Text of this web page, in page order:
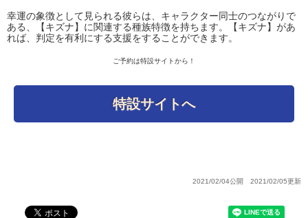
幸運の象徴として見られる彼らは、キャラクター同士のつながりで
ある、【キズナ】に関連する種族特徴を持ちます。【キズナ】があ
れば、判定を有利にする支援をすることができます。
ご予約は特設サイトから！
特設サイトへ
2021/02/04公開 2021/02/05更新